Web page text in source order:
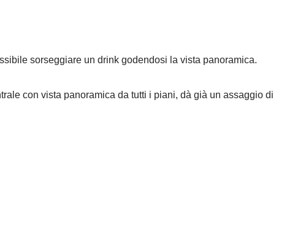
sorseggiare un drink godendosi la vista panoramica.
con vista panoramica da tutti i piani, dà già un assaggio di